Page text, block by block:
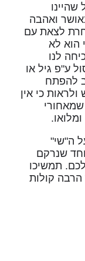
ואהבה
לצאת עם
הוא לא
לנו
ע"פ גיל או
להפתח
כי אין
ה"שי"
שנרקם
תמשיכו
הרבה קולות